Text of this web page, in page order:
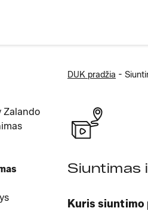
DUK pradžia -
Zalando
Siuntimas
Kuris